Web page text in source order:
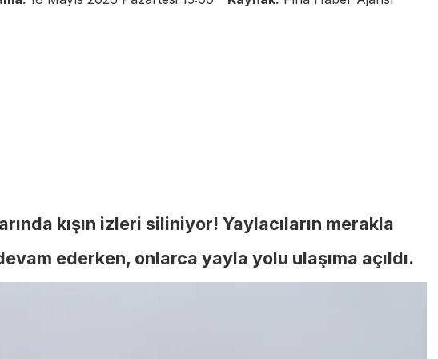
kışın izleri siliniyor! Yaylacıların merakla
ederken, onlarca yayla yolu ulaşıma açıldı.